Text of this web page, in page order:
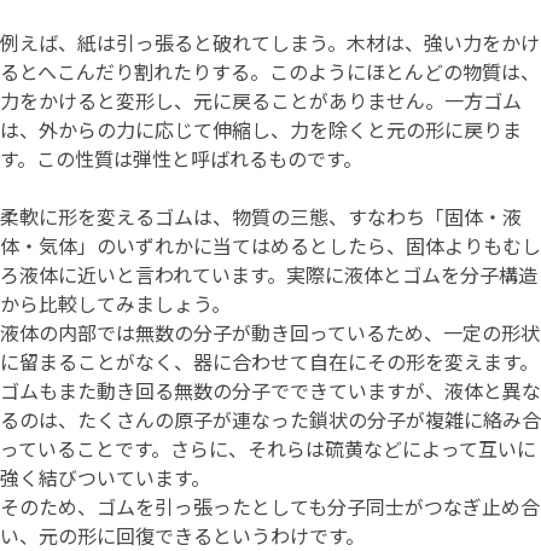
例えば、紙は引っ張ると破れてしまう。木材は、強い力をかけ
るとへこんだり割れたりする。このようにほとんどの物質は、
力をかけると変形し、元に戻ることがありません。一方ゴム
は、外からの力に応じて伸縮し、力を除くと元の形に戻りま
す。この性質は弾性と呼ばれるものです。
柔軟に形を変えるゴムは、物質の三態、すなわち「固体・液
体・気体」のいずれかに当てはめるとしたら、固体よりもむし
ろ液体に近いと言われています。実際に液体とゴムを分子構造
から比較してみましょう。
液体の内部では無数の分子が動き回っているため、一定の形状
に留まることがなく、器に合わせて自在にその形を変えます。
ゴムもまた動き回る無数の分子でできていますが、液体と異な
るのは、たくさんの原子が連なった鎖状の分子が複雑に絡み合
っていることです。さらに、それらは硫黄などによって互いに
強く結びついています。
そのため、ゴムを引っ張ったとしても分子同士がつなぎ止め合
い、元の形に回復できるというわけです。